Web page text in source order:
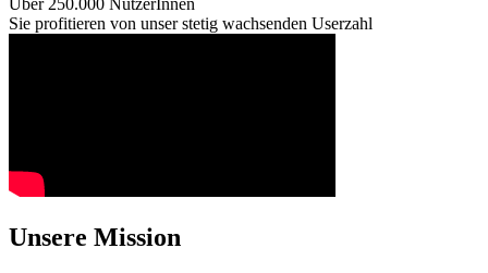
Über 250.000 NutzerInnen
Sie profitieren von unser stetig wachsenden Userzahl
Unsere Mission